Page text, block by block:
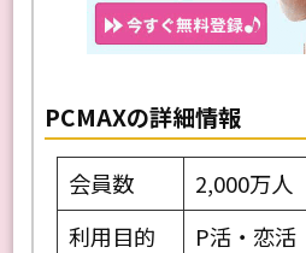
PCMAXの詳細情報
会員数
2,000万人
利用目的
P活・恋活